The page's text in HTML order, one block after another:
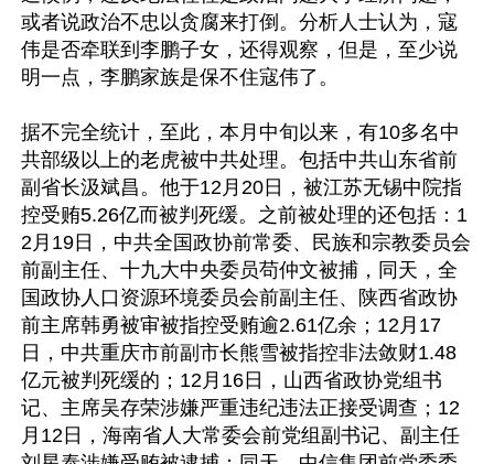
或者说政治不忠以贪腐来打倒。分析人士认为，寇
伟是否牵联到李鹏子女，还得观察，但是，至少说
明一点，李鹏家族是保不住寇伟了。
据不完全统计，至此，本月中旬以来，有10多名中
共部级以上的老虎被中共处理。包括中共山东省前
副省长汲斌昌。他于12月20日，被江苏无锡中院指
控受贿5.26亿而被判死缓。之前被处理的还包括：1
2月19日，中共全国政协前常委、民族和宗教委员会
前副主任、十九大中央委员苟仲文被捕，同天，全
国政协人口资源环境委员会前副主任、陕西省政协
前主席韩勇被审被指控受贿逾2.61亿余；12月17
日，中共重庆市前副市长熊雪被指控非法敛财1.48
亿元被判死缓的；12月16日，山西省政协党组书
记、主席吴存荣涉嫌严重违纪违法正接受调查；12
月12日，海南省人大常委会前党组副书记、副主任